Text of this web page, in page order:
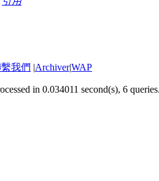
我們 |Archiver|WAP
in 0.034011 second(s), 6 queries